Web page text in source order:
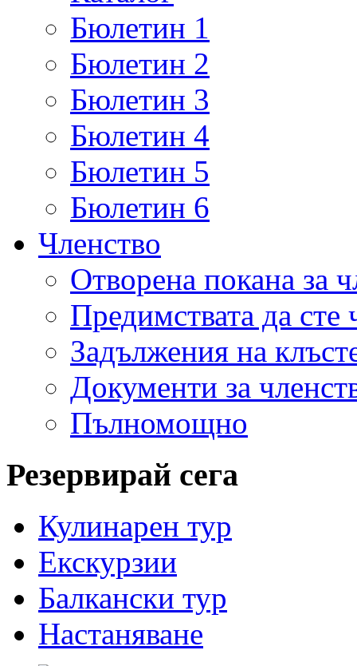
Бюлетин 1
Бюлетин 2
Бюлетин 3
Бюлетин 4
Бюлетин 5
Бюлетин 6
Членство
Отворена покана за
Предимствата да сте
Задължения на
Документи за
Пълномощно
Резервирай сега
Кулинарен тур
Екскурзии
Балкански тур
Настаняване